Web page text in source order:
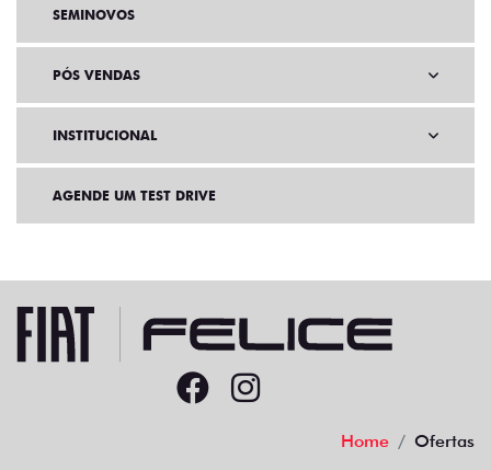
SEMINOVOS
PÓS VENDAS
INSTITUCIONAL
AGENDE UM TEST DRIVE
Home Ofertas